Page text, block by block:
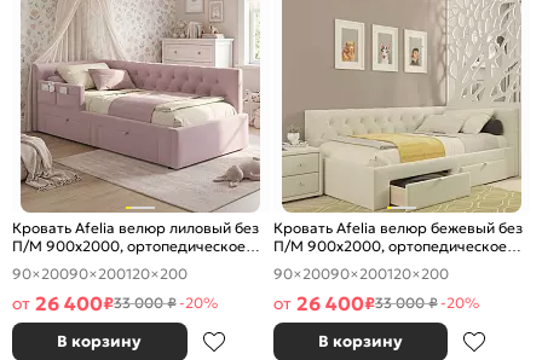
Кровать Afelia велюр лиловый без
П/М 900x2000, ортопедическое
основание, изголовье мягкое
90×20090×200120×200
от 26 400₽33 000 ₽-20%
В корзину
Кровать Afelia велюр бежевый без
П/М 900x2000, ортопедическое
основание, изголовье мягкое
90×20090×200120×200
от 26 400₽33 000 ₽-20%
В корзину